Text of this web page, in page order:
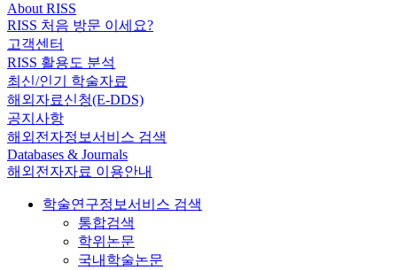
About RISS
RISS 처음 방문 이세요?
고객센터
RISS 활용도 분석
최신/인기 학술자료
해외자료신청(E-DDS)
공지사항
해외전자정보서비스 검색
Databases & Journals
해외전자자료 이용안내
학술연구정보서비스 검색
통합검색
학위논문
국내학술논문